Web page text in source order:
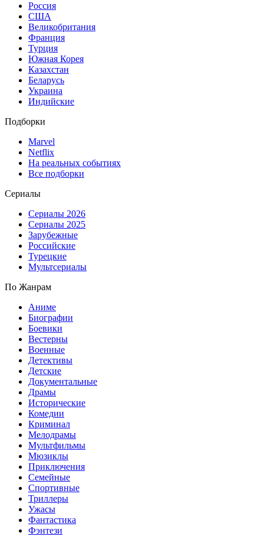
Россия
США
Великобритания
Франция
Турция
Южная Корея
Казахстан
Беларусь
Украина
Индийские
Подборки
Marvel
Netflix
На реальных событиях
Все подборки
Сериалы
Сериалы 2026
Сериалы 2025
Зарубежные
Российские
Турецкие
Мультсериалы
По Жанрам
Аниме
Биографии
Боевики
Вестерны
Военные
Детективы
Детские
Документальные
Драмы
Исторические
Комедии
Криминал
Мелодрамы
Мультфильмы
Мюзиклы
Приключения
Семейные
Спортивные
Триллеры
Ужасы
Фантастика
Фэнтези